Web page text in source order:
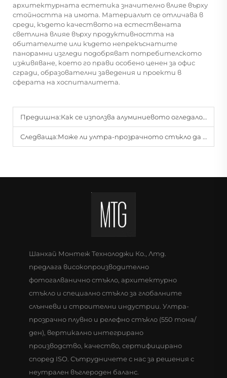
архитектурната естетика значително влияе върху
стойността на имота. Материалът се отличава в
среди, където качеството на естествената
светлина влияе върху продуктивността на
обитателите или където непрекъснатите
панорамни изгледи подобряват потребителското
изживяване, което го прави особено ценен за офис
сгради, образователни заведения и проекти в
сферата на хоспиталитета.
Предишна:Как се използва алуминиевото огледало в проекти за вътрешно оформление?
Следваща:Може ли ултра-прозрачното стъкло да подобри ефективността на слънчевите панели?
Шанхай Монтеж Технолоджи Ко., Лтд.
предлага високопроизводително
фотогалванично стъкло, архитектурно
стъкло и специално стъкло за глобалните
слънчеви и строителни индустрии. Ултра-
прозрачно плувно и релефно стъкло (550 тона/
ден), вертикално интегрирано
производство, качество, сертифицирано
според ISO. Сътрудничете с нас за решения с
неутрален въглероден баланс.